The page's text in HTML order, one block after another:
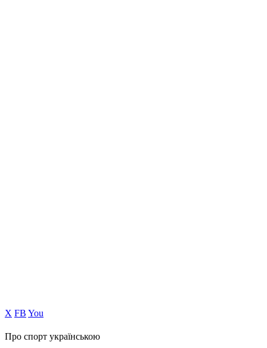
Х FB You
Про спорт українською